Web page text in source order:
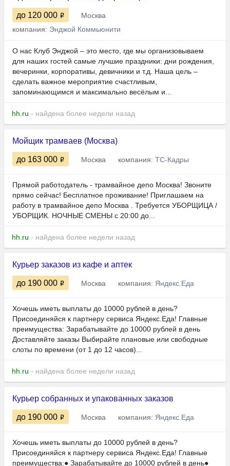
до 120 000
Москва
компания: Энджой Коммьюнити
О нас Клуб Энджой – это место, где мы организовываем
для наших гостей самые лучшие праздники: дни рождения,
вечеринки, корпоративы, девичники и т.д. Наша цель –
сделать важное мероприятие счастливым,
запоминающимся и максимально весёлым и...
hh.ru - найдена более недели назад
Мойщик трамваев (Москва)
до 163 000 Москва компания: ТС-Кадры
Прямой работодатель - трамвайное депо Москва! Звоните
прямо сейчас! Бесплатное проживание! Приглашаем на
работу в трамвайное депо Москва . Требуется УБОРЩИЦА /
УБОРЩИК. НОЧНЫЕ СМЕНЫ с 20:00 до...
hh.ru - найдена более недели назад
Курьер заказов из кафе и аптек
до 190 000 Москва компания: Яндекс.Еда
Хочешь иметь выплаты до 10000 рублей в день?
Присоединяйся к партнеру сервиса Яндекс.Еда! Главные
преимущества: Зарабатывайте до 10000 рублей в день
Доставляйте заказы Выбирайте плановые или свободные
слоты по времени (от 1 до 12 часов)...
hh.ru - найдена более недели назад
Курьер собранных и упакованных заказов
до 190 000 Москва компания: Яндекс.Еда
Хочешь иметь выплаты до 10000 рублей в день?
Присоединяйся к партнеру сервиса Яндекс.Еда! Главные
преимущества:● Зарабатывайте до 10000 рублей в день●